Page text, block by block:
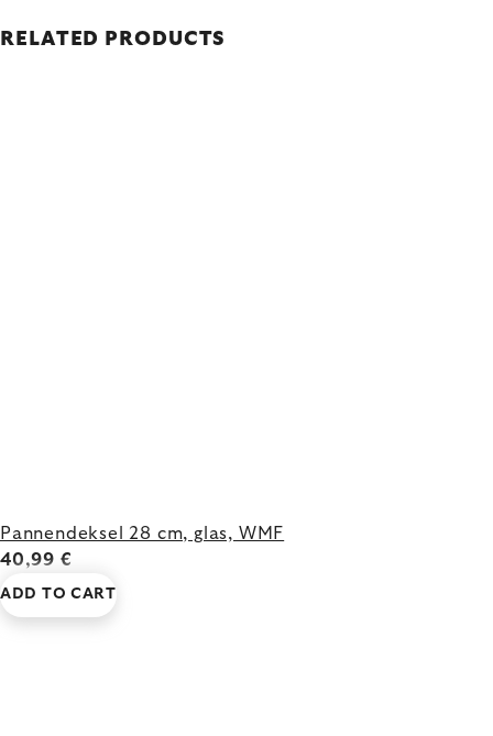
RELATED PRODUCTS
Pannendeksel 28 cm, glas, WMF
40,99 €
ADD TO CART